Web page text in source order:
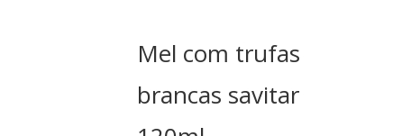
Mel com trufas
brancas savitar